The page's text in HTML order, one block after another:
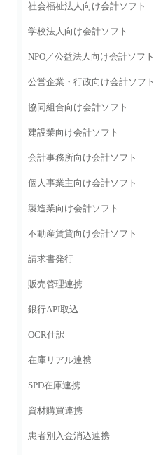
社会福祉法人向け会計ソフト
学校法人向け会計ソフト
NPO／公益法人向け会計ソフト
公営企業・行政向け会計ソフト
協同組合向け会計ソフト
建設業向け会計ソフト
会計事務所向け会計ソフト
個人事業主向け会計ソフト
製造業向け会計ソフト
不動産賃貸向け会計ソフト
請求書発行
販売管理連携
銀行API取込
OCR仕訳
在庫リアル連携
SPD在庫連携
資材購買連携
患者別入金消込連携